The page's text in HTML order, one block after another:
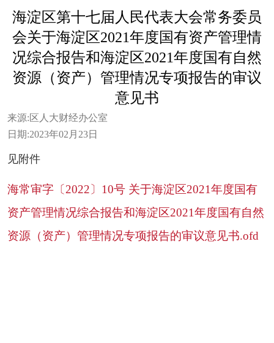
海淀区第十七届人民代表大会常务委员
会关于海淀区2021年度国有资产管理情
况综合报告和海淀区2021年度国有自然
资源（资产）管理情况专项报告的审议
意见书
来源:区人大财经办公室
日期:2023年02月23日
见附件
海常审字〔2022〕10号 关于海淀区2021年度国有
资产管理情况综合报告和海淀区2021年度国有自然
资源（资产）管理情况专项报告的审议意见书.ofd